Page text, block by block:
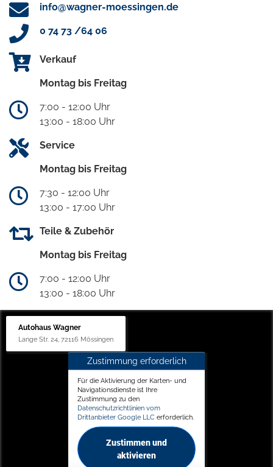
info@wagner-moessingen.de
0 74 73 /64 06
Verkauf
Montag bis Freitag
7:00 - 12:00 Uhr
13:00 - 18:00 Uhr
Service
Montag bis Freitag
7:30 - 12:00 Uhr
13:00 - 17:00 Uhr
Teile & Zubehör
Montag bis Freitag
7:00 - 12:00 Uhr
13:00 - 18:00 Uhr
Autohaus Wagner
Lange Str. 24, 72116 Mössingen
Zustimmung erforderlich
Für die Aktivierung der Karten- und
Navigationsdienste ist Ihre
Zustimmung zu den
Datenschutzrichtlinien vom
Drittanbieter Google LLC erforderlich.
Zustimmen und
aktivieren